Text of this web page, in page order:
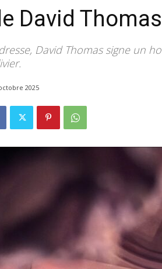
David Thomas
David Thomas signe un
2025